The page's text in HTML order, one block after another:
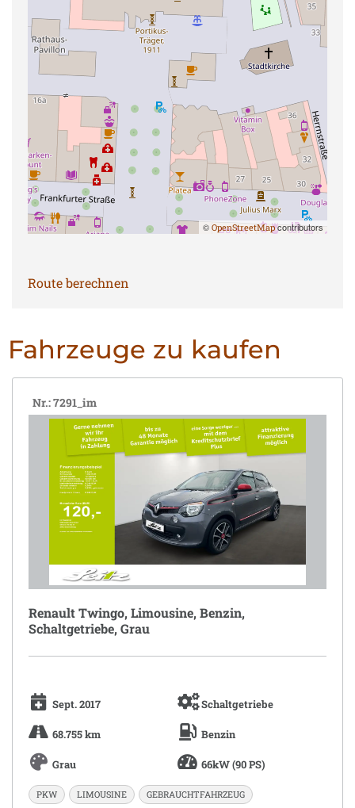
© OpenStreetMapcontributors
Route berechnen
Fahrzeuge zu kaufen
Nr.: 7291_im
Renault Twingo, Limousine, Benzin,
Schaltgetriebe, Grau
Sept. 2017 Schaltgetriebe
68.755 km Benzin
Grau 66kW (90 PS)
PKW LIMOUSINE GEBRAUCHTFAHRZEUG